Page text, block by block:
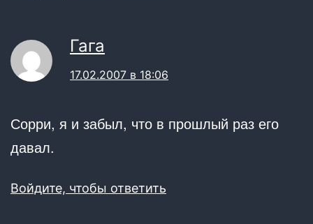
Гага
17.02.2007 в 18:06
Сорри, я и забыл, что в прошлый раз его
давал.
Войдите, чтобы ответить